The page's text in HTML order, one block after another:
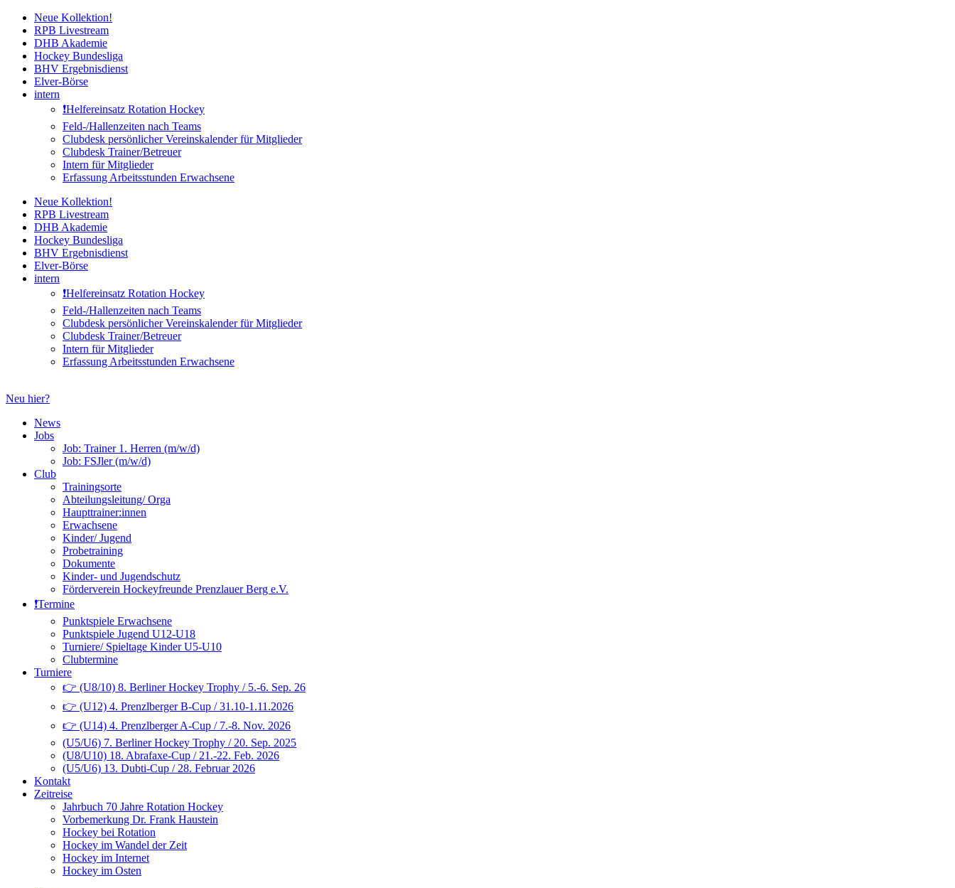
Zum
Inhalt
springen
Neue Kollektion!
RPB Livestream
DHB Akademie
Hockey Bundesliga
BHV Ergebnisdienst
Elver-Börse
intern
❗️Helfereinsatz Rotation Hockey
Feld-/Hallenzeiten nach Teams
Clubdesk persönlicher Vereinskalender für Mitglieder
Clubdesk Trainer/Betreuer
Intern für Mitglieder
Erfassung Arbeitsstunden Erwachsene
Neue Kollektion!
RPB Livestream
DHB Akademie
Hockey Bundesliga
BHV Ergebnisdienst
Elver-Börse
intern
❗️Helfereinsatz Rotation Hockey
Feld-/Hallenzeiten nach Teams
Clubdesk persönlicher Vereinskalender für Mitglieder
Clubdesk Trainer/Betreuer
Intern für Mitglieder
Erfassung Arbeitsstunden Erwachsene
Neu hier?
News
Jobs
Job: Trainer 1. Herren (m/w/d)
Job: FSJler (m/w/d)
Club
Trainingsorte
Abteilungsleitung/ Orga
Haupttrainer:innen
Erwachsene
Kinder/ Jugend
Probetraining
Dokumente
Kinder- und Jugendschutz
Förderverein Hockeyfreunde Prenzlauer Berg e.V.
❗️Termine
Punktspiele Erwachsene
Punktspiele Jugend U12-U18
Turniere/ Spieltage Kinder U5-U10
Clubtermine
Turniere
👉 (U8/10) 8. Berliner Hockey Trophy / 5.-6. Sep. 26
👉 (U12) 4. Prenzlberger B-Cup / 31.10-1.11.2026
👉 (U14) 4. Prenzlberger A-Cup / 7.-8. Nov. 2026
(U5/U6) 7. Berliner Hockey Trophy / 20. Sep. 2025
(U8/U10) 18. Abrafaxe-Cup / 21.-22. Feb. 2026
(U5/U6) 13. Dubti-Cup / 28. Februar 2026
Kontakt
Zeitreise
Jahrbuch 70 Jahre Rotation Hockey
Vorbemerkung Dr. Frank Haustein
Hockey bei Rotation
Hockey im Wandel der Zeit
Hockey im Internet
Hockey im Osten